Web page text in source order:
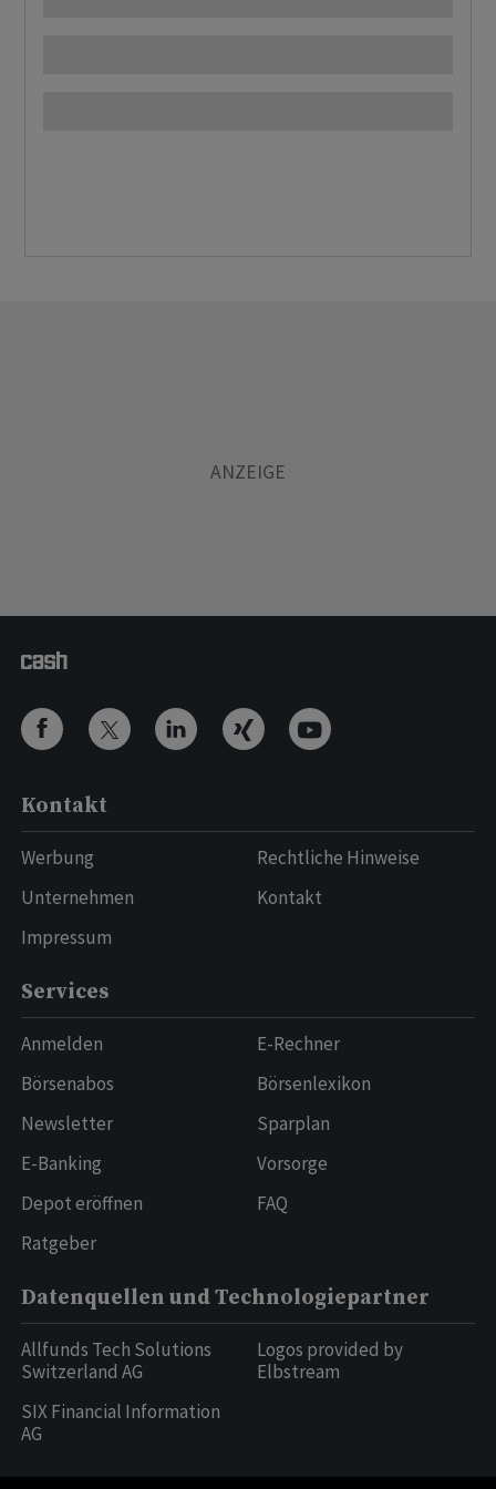
Kontakt
Werbung
Unternehmen
Impressum
Rechtliche Hinweise
Kontakt
Services
Anmelden
Börsenabos
Newsletter
E-Banking
Depot eröffnen
Ratgeber
E-Rechner
Börsenlexikon
Sparplan
Vorsorge
FAQ
Datenquellen und Technologiepartner
Allfunds Tech Solutions
Switzerland AG
SIX Financial Information
AG
Logos provided by
Elbstream